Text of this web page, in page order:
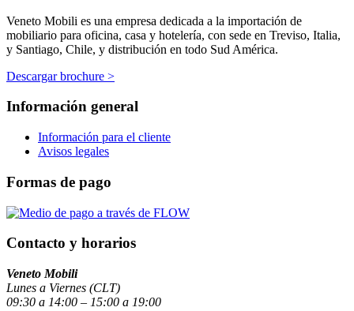
Veneto Mobili es una empresa dedicada a la importación de
mobiliario para oficina, casa y hotelería, con sede en Treviso, Italia,
y Santiago, Chile, y distribución en todo Sud América.
Descargar brochure >
Información general
Información para el cliente
Avisos legales
Formas de pago
Contacto y horarios
Veneto Mobili
Lunes a Viernes (CLT)
09:30 a 14:00 – 15:00 a 19:00